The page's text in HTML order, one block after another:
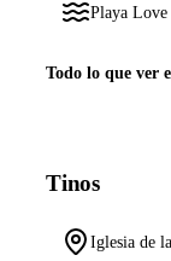
Playa
Todo lo que ver
Tinos
Iglesia de